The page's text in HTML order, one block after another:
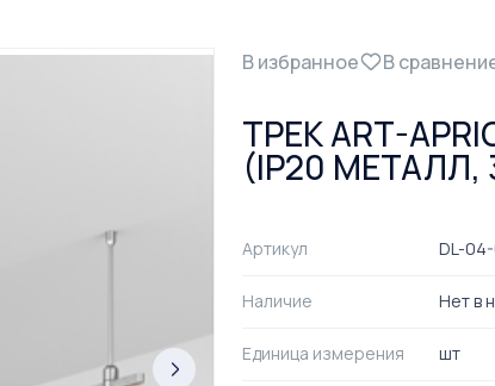
В избранное В
ТРЕК ART-
(IP20 МЕТАЛЛ,
Артикул DL-
Наличие Нет в
Единица измерения шт